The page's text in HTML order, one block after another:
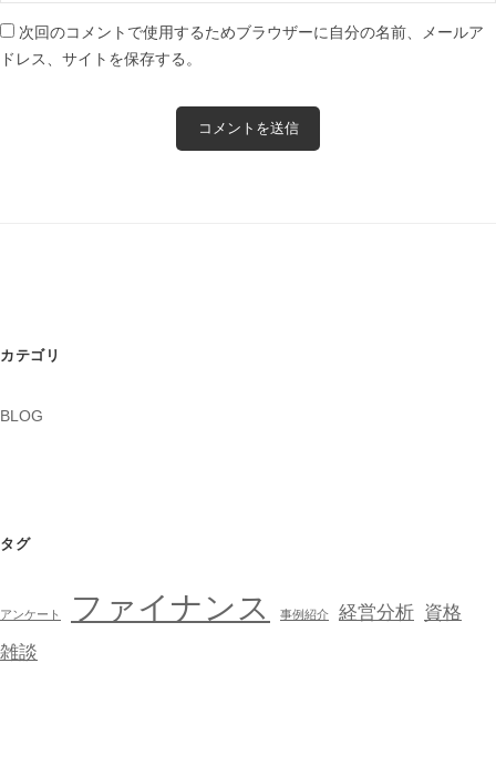
次回のコメントで使用するためブラウザーに自分の名前、メールア
ドレス、サイトを保存する。
カテゴリ
BLOG
タグ
アンケート ファイナンス 事例紹介 経営分析 資格
雑談